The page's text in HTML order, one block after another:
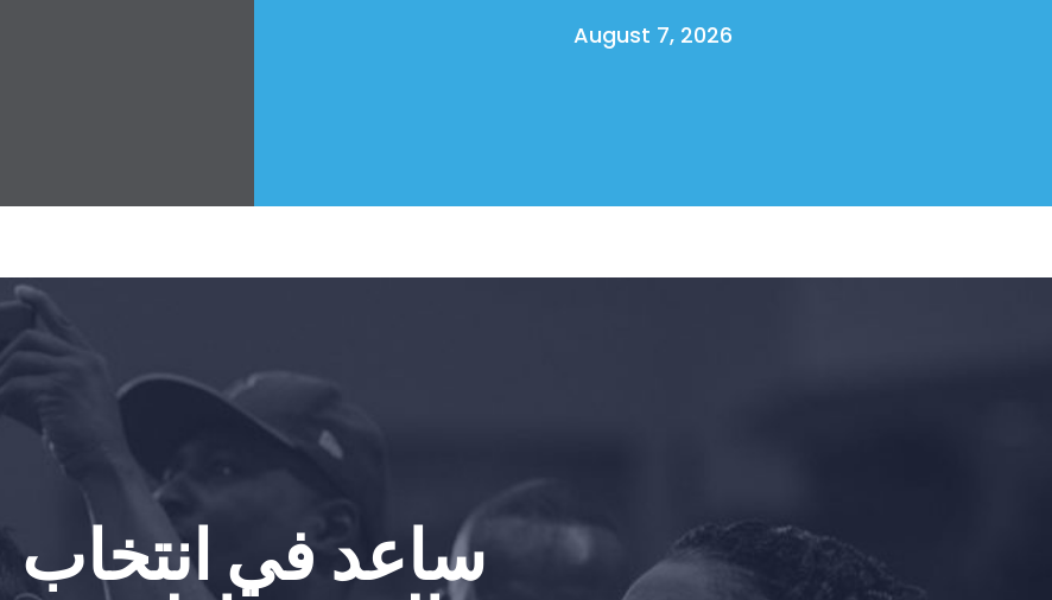
Take Back the Courts
العمل معنا
الصحافة
تبرع
August 7, 2026
ساعد في انتخاب